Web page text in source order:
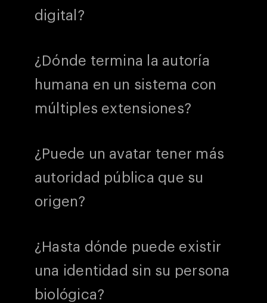
digital?
¿Dónde termina la autoría
humana en un sistema con
múltiples extensiones?
¿Puede un avatar tener más
autoridad pública que su
origen?
¿Hasta dónde puede existir
una identidad sin su persona
biológica?